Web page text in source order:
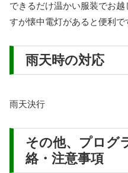
できるだけ温かい服装でお
すが懐中電灯があると便利で
雨天時の対応
雨天決行
その他、プログ
絡・注意事項